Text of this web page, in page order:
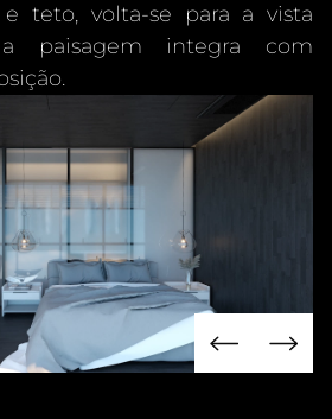
teto, volta-se para a vista
paisagem integra com